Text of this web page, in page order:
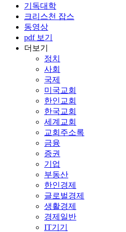
기독대학
크리스천 잡스
동영상
pdf 보기
더보기
정치
사회
국제
미국교회
한인교회
한국교회
세계교회
교회주소록
금융
증권
기업
부동산
한인경제
글로벌경제
생활경제
경제일반
IT기기